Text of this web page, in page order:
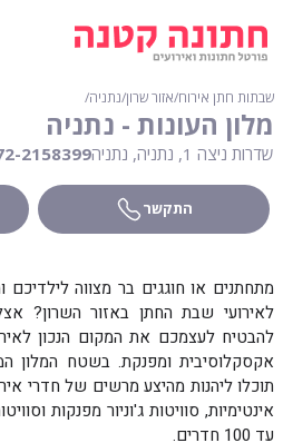
שבתות חתן אירוח∕אזור שרון∕נתניה∕
מלון העונות - נתניה
שדרות ניצה 1, נתניה, נתניה 2158399
התקשר
מתחתנים או חוגגים בר מצווה
לאירועי שבת החתן באזור השרון?
להבטיח לעצמכם את המקום הנכון
אקסקלוסיבית ומפנקת. בשטח המלון
תוכלו ליהנות מהיצע מרשים של חדרי
אינטימיות, סוויטות ג'וניור מפנקות
עד 100 חדרים.